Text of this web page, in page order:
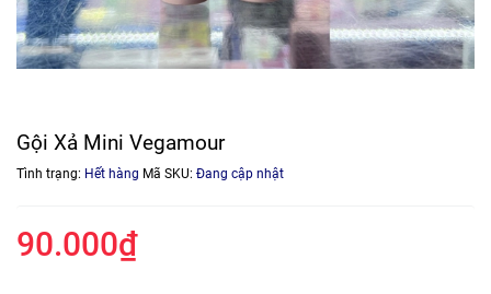
Gội Xả Mini Vegamour
Tình trạng: Hết hàng Mã SKU: Đang cập nhật
90.000₫